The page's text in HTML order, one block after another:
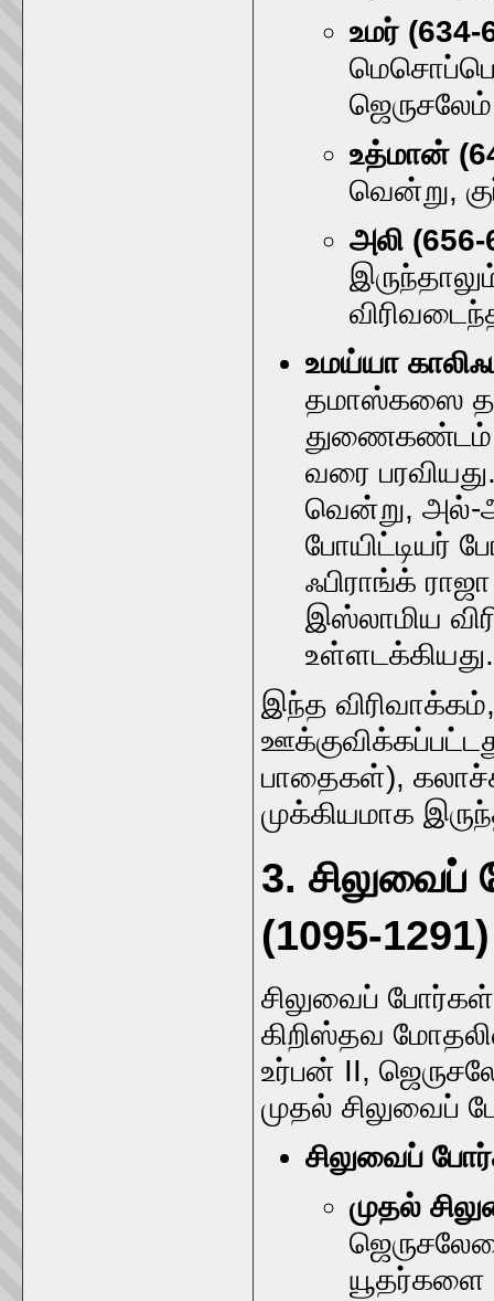
உமர் (634-
உத்மான்
வென்று,
அலி (656-
உமய்யா
தமாஸ்கஸை
துணைகண்டம்,
வரை
வென்று, அல்-
போயிட்டியர்
ஃபிராங்க்
இஸ்லாமிய
உள்ளடக்கியது.
இந்த
பாதைகள்),
முக்கியமாக
3.
(1095-1291)
சிலுவைப்
கிறிஸ்தவ
உர்பன் II,
முதல் சிலுவைப்
சிலுவைப்
முதல்